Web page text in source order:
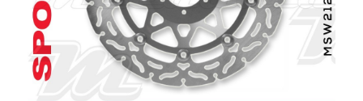
Moto Sa marque...
Son année... Son modèle...